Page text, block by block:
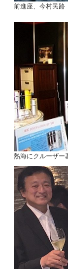
前進座、今村民路
熱海にクルーザー